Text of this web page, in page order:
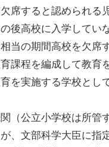
席すると認められる
後高校に入学してい
当の期間高校を欠席
課程を編成して教育
を実施する学校とし
（公立小学校は所管
、文部科学大臣に指